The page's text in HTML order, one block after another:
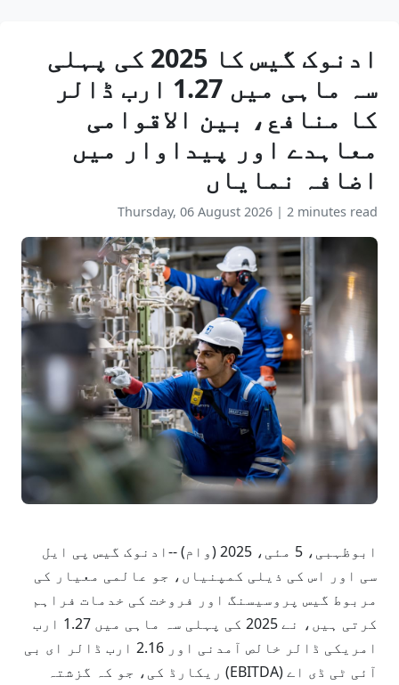
ادنوک گیس کا 2025 کی پہلی
سہ ماہی میں 1.27 ارب ڈالر
کا منافع، بین الاقوامی
معاہدے اور پیداوار میں
اضافہ نمایاں
Thursday, 06 August 2026 | 2 minutes read
ابوظہبی، 5 مئی، 2025 (وام) --ادنوک گیس پی ایل
سی اور اس کی ذیلی کمپنیاں، جو عالمی معیار کی
مربوط گیس پروسیسنگ اور فروخت کی خدمات فراہم
کرتی ہیں، نے 2025 کی پہلی سہ ماہی میں 1.27 ارب
امریکی ڈالر خالص آمدنی اور 2.16 ارب ڈالر ای بی
آئی ٹی ڈی اے (EBITDA) ریکارڈ کی، جو کہ گزشتہ